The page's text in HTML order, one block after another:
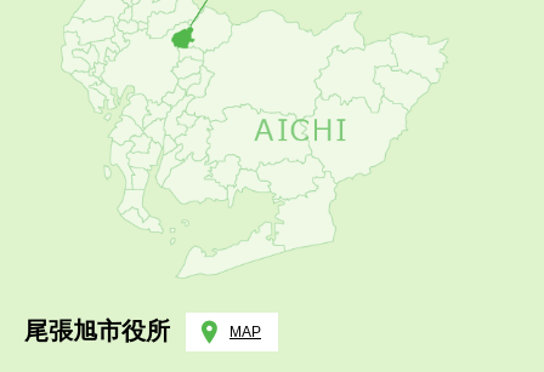
尾張旭市役所 MAP